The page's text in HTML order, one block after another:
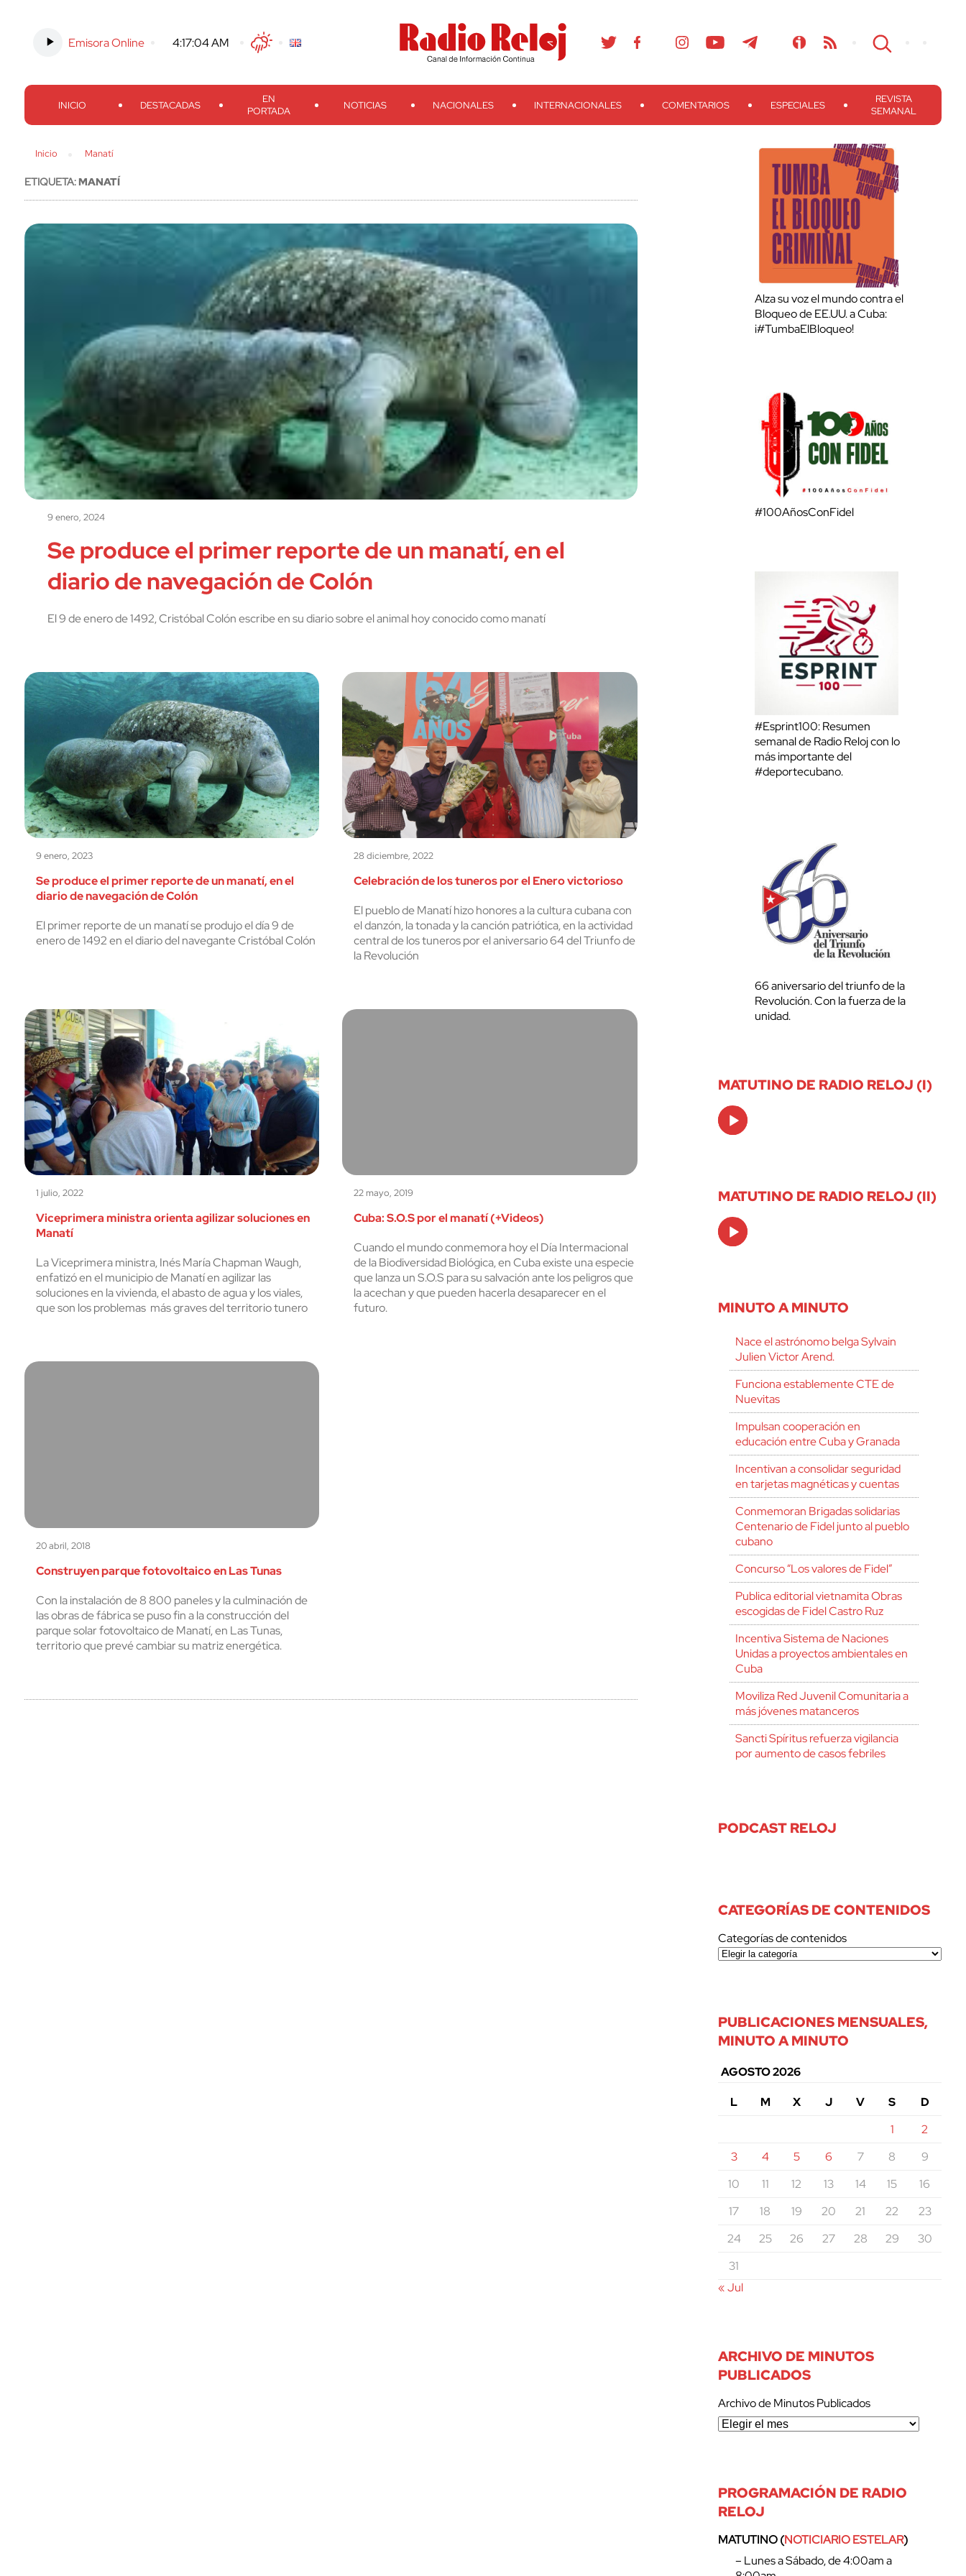
Emisora Online -4:17:05 AM TwitterFacebook
Threads
Instagram TelegramTeveo Ivoox RSS Search
INICIO DESTACADAS
EN
PORTADA
NOTICIAS NACIONALES INTERNACIONALES COMENTARIOS ESPECIALES
REVISTA
SEMANAL
Inicio Manatí
ETIQUETA:MANATÍ
9 enero, 2024
Se produce el primer reporte de un manatí, en el
diario de navegación de Colón
El 9 de enero de 1492, Cristóbal Colón escribe en su diario sobre el animal hoy conocido como manatí
9 enero, 2023
Se produce el primer reporte de un manatí, en el
diario de navegación de Colón
El primer reporte de un manatí se produjo el día 9 de
enero de 1492 en el diario del navegante Cristóbal Colón
28 diciembre, 2022
Celebración de los tuneros por el Enero victorioso
El pueblo de Manatí hizo honores a la cultura cubana con
el danzón, la tonada y la canción patriótica, en la actividad
central de los tuneros por el aniversario 64 del Triunfo de
la Revolución
1 julio, 2022
Viceprimera ministra orienta agilizar soluciones en
Manatí
La Viceprimera ministra, Inés María Chapman Waugh,
enfatizó en el municipio de Manatí en agilizar las
soluciones en la vivienda, el abasto de agua y los viales,
que son los problemas más graves del territorio tunero
22 mayo, 2019
Cuba: S.O.S por el manatí (+Videos)
Cuando el mundo conmemora hoy el Día Intermacional
de la Biodiversidad Biológica, en Cuba existe una especie
que lanza un S.O.S para su salvación ante los peligros que
la acechan y que pueden hacerla desaparecer en el
futuro.
20 abril, 2018
Construyen parque fotovoltaico en Las Tunas
Con la instalación de 8 800 paneles y la culminación de
las obras de fábrica se puso fin a la construcción del
parque solar fotovoltaico de Manatí, en Las Tunas,
territorio que prevé cambiar su matriz energética.
Alza su voz el mundo contra el
Bloqueo de EE.UU. a Cuba:
¡#TumbaElBloqueo!
#100AñosConFidel
#Esprint100: Resumen
semanal de Radio Reloj con lo
más importante del
#deportecubano.
66 aniversario del triunfo de la
Revolución. Con la fuerza de la
unidad.
MATUTINO DE RADIO RELOJ (I)
Audio
Player
MATUTINO DE RADIO RELOJ (II)
Audio
Player
MINUTO A MINUTO
Nace el astrónomo belga Sylvain
Julien Victor Arend.
Funciona establemente CTE de
Nuevitas
Impulsan cooperación en
educación entre Cuba y Granada
Incentivan a consolidar seguridad
en tarjetas magnéticas y cuentas
Conmemoran Brigadas solidarias
Centenario de Fidel junto al pueblo
cubano
Concurso “Los valores de Fidel”
Publica editorial vietnamita Obras
escogidas de Fidel Castro Ruz
Incentiva Sistema de Naciones
Unidas a proyectos ambientales en
Cuba
Moviliza Red Juvenil Comunitaria a
más jóvenes matanceros
Sancti Spíritus refuerza vigilancia
por aumento de casos febriles
PODCAST RELOJ
CATEGORÍAS DE CONTENIDOS
Categorías de contenidos
PUBLICACIONES MENSUALES,
MINUTO A MINUTO
AGOSTO 2026
L
M X J V S
D
1
2
3
4 5 6 7 8
9
10
11 12 13 14 15
16
17
18 19 20 21 22
23
24
25 26 27 28 29
30
31
« Jul
ARCHIVO DE MINUTOS
PUBLICADOS
Archivo de Minutos Publicados
PROGRAMACIÓN DE RADIO
RELOJ
MATUTINO (NOTICIARIO ESTELAR)
– Lunes a Sábado, de 4:00am a